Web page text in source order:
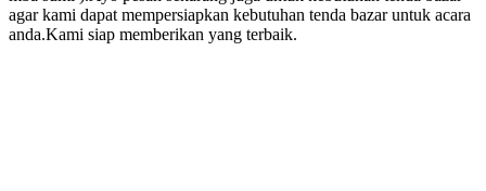
agar kami dapat mempersiapkan kebutuhan tenda bazar untuk acara
anda.Kami siap memberikan yang terbaik.